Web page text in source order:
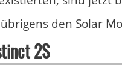
den Solar
2S